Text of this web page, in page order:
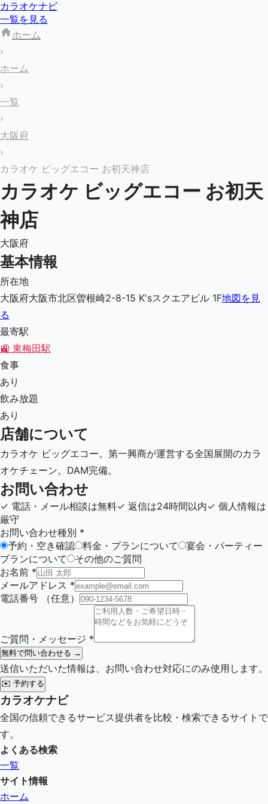
カラオケナビ
一覧を見る
ホーム
›
ホーム
›
一覧
›
大阪府
›
カラオケ ビッグエコー お初天神店
カラオケ ビッグエコー お初天
神店
大阪府
基本情報
所在地
大阪府大阪市北区曽根崎2-8-15 K'sスクエアビル 1F地図を見
る
最寄駅
🚉 東梅田駅
食事
あり
飲み放題
あり
店舗について
カラオケ ビッグエコー。第一興商が運営する全国展開のカラ
オケチェーン。DAM完備。
お問い合わせ
✓ 電話・メール相談は無料✓ 返信は24時間以内✓ 個人情報は
厳守
お問い合わせ種別 *
予約・空き確認
料金・プランについて
宴会・パーティー
プランについて
その他のご質問
お名前 *
メールアドレス *
電話番号
（任意）
ご質問・メッセージ *
無料で問い合わせる →
送信いただいた情報は、お問い合わせ対応にのみ使用します。
✉️ 予約する
カラオケナビ
全国の信頼できるサービス提供者を比較・検索できるサイトで
す。
よくある検索
一覧
サイト情報
ホーム